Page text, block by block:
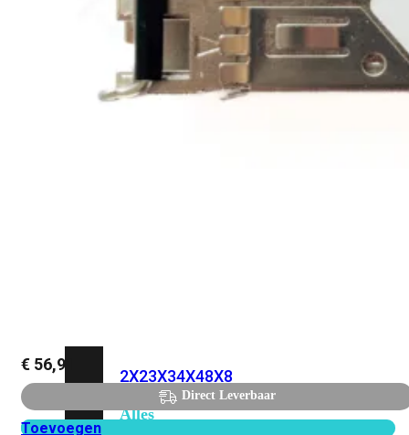
Wi-
Fi
Fi
6Wi-
2X23X34X48X8
Alles
€ 56,91
Direct Leverbaar
Toevoegen